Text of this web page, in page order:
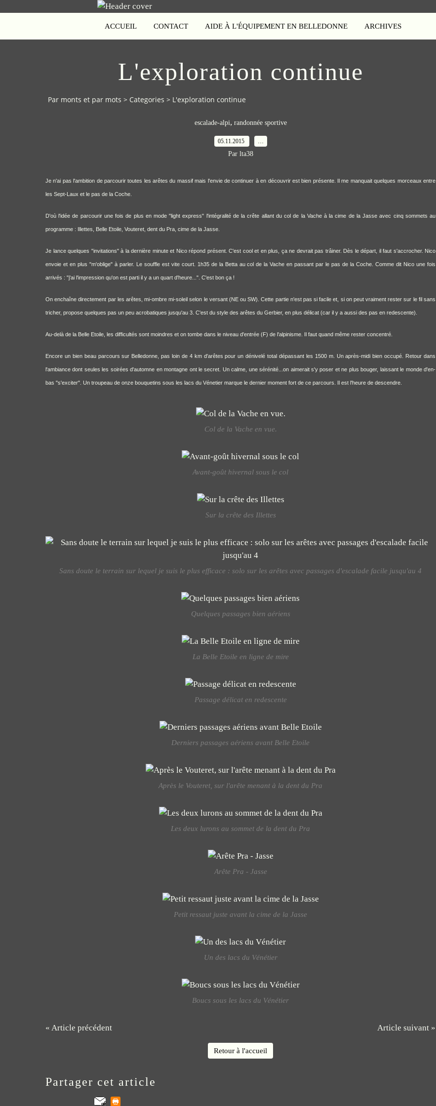
ACCUEIL CONTACT AIDE À L'ÉQUIPEMENT EN BELLEDONNE ARCHIVES
L'exploration continue
Par monts et par mots > Categories > L'exploration continue
escalade-alpi, randonnée sportive
05.11.2015
Par lta38
Je n'ai pas l'ambition de parcourir toutes les arêtes du massif mais l'envie de continuer à en découvrir est bien présente. Il me manquait quelques morceaux entre
les Sept-Laux et le pas de la Coche.
D'où l'idée de parcourir une fois de plus en mode "light express" l'intégralité de la crête allant du col de la Vache à la cime de la Jasse avec cinq sommets au
programme : Illettes, Belle Etoile, Vouteret, dent du Pra, cime de la Jasse.
Je lance quelques "invitations" à la dernière minute et Nico répond présent. C'est cool et en plus, ça ne devrait pas trâiner. Dès le départ, il faut s'accrocher. Nico
envoie et en plus "m'oblige" à parler. Le souffle est vite court. 1h35 de la Betta au col de la Vache en passant par le pas de la Coche. Comme dit Nico une fois
arrivés : "j'ai l'impression qu'on est parti il y a un quart d'heure...". C'est bon ça !
On enchaîne directement par les arêtes, mi-ombre mi-soleil selon le versant (NE ou SW). Cette partie n'est pas si facile et, si on peut vraiment rester sur le fil sans
tricher, propose quelques pas un peu acrobatiques jusqu'au 3. C'est du style des arêtes du Gerbier, en plus délicat (car il y a aussi des pas en redescente).
Au-delà de la Belle Etoile, les difficultés sont moindres et on tombe dans le niveau d'entrée (F) de l'alpinisme. Il faut quand même rester concentré.
Encore un bien beau parcours sur Belledonne, pas loin de 4 km d'arêtes pour un dénivelé total dépassant les 1500 m. Un après-midi bien occupé. Retour dans
l'ambiance dont seules les soirées d'automne en montagne ont le secret. Un calme, une sérénité...on aimerait s'y poser et ne plus bouger, laissant le monde d'en-
bas "s'exciter". Un troupeau de onze bouquetins sous les lacs du Vénetier marque le dernier moment fort de ce parcours. Il est l'heure de descendre.
Col de la Vache en vue.
Avant-goût hivernal sous le col
Sur la crête des Illettes
Sans doute le terrain sur lequel je suis le plus efficace : solo sur les arêtes avec passages d'escalade facile jusqu'au 4
Quelques passages bien aériens
La Belle Etoile en ligne de mire
Passage délicat en redescente
Derniers passages aériens avant Belle Etoile
Après le Vouteret, sur l'arête menant à la dent du Pra
Les deux lurons au sommet de la dent du Pra
Arête Pra - Jasse
Petit ressaut juste avant la cime de la Jasse
Un des lacs du Vénétier
Boucs sous les lacs du Vénétier
« Article précédent Article suivant »
Retour à l'accueil
Partager cet article